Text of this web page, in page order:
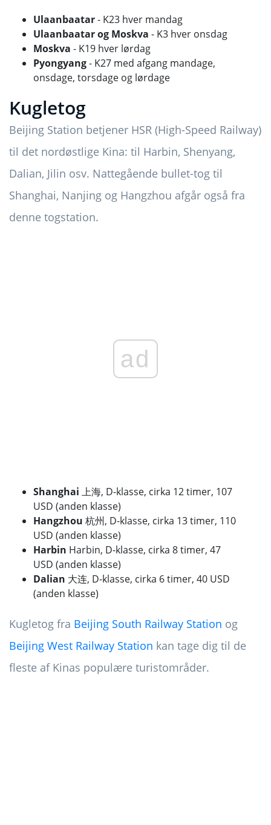
Ulaanbaatar- K23 hver mandag
Ulaanbaatarog Moskva - K3 hver onsdag
Moskva - K19 hver lørdag
Pyongyang- K27 med afgang mandage,
onsdage, torsdage og lørdage
Kugletog
Beijing Station betjener HSR (High-Speed ​​Railway)
til det nordøstlige Kina: til Harbin, Shenyang,
Dalian, Jilin osv. Nattegående bullet-tog til
Shanghai, Nanjing og Hangzhou afgår også fra
denne togstation.
ad
Shanghai 上海, D-klasse, cirka 12 timer, 107
USD (anden klasse)
Hangzhou 杭州, D-klasse, cirka 13 timer, 110
USD (anden klasse)
Harbin Harbin, D-klasse, cirka 8 timer, 47
USD (anden klasse)
Dalian 大连, D-klasse, cirka 6 timer, 40 USD
(anden klasse)
Kugletog fra Beijing South Railway Station og
Beijing West Railway Station kan tage dig til de
fleste af Kinas populære turistområder.